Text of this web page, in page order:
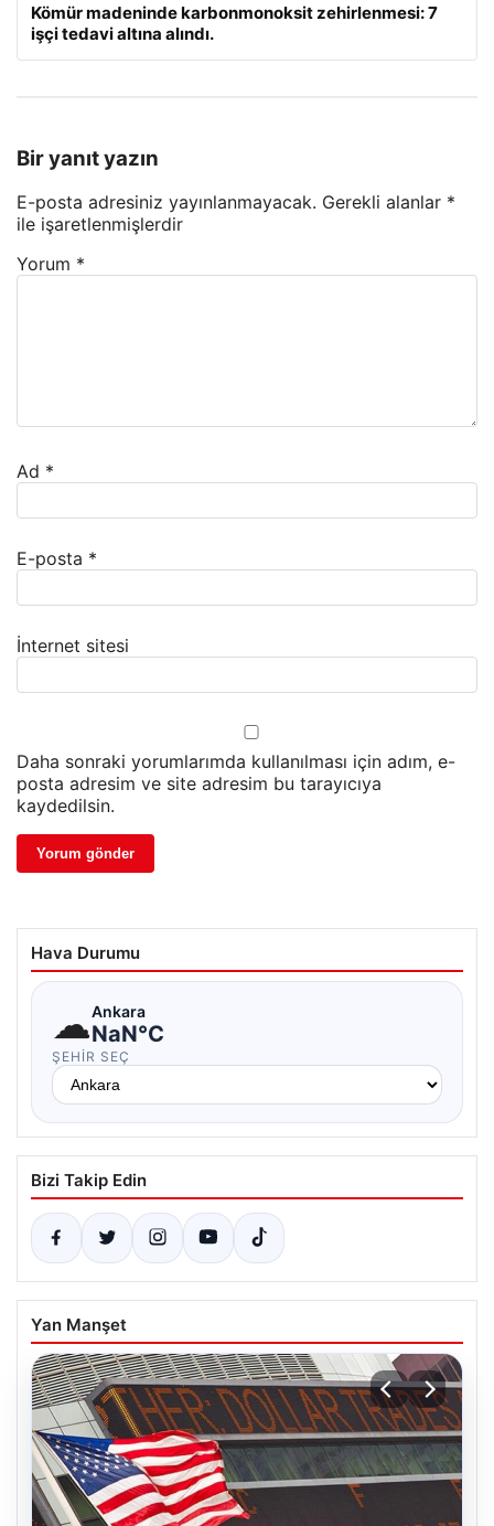
Kömür madeninde karbonmonoksit zehirlenmesi: 7
işçi tedavi altına alındı.
Bir yanıt yazın
E-posta adresiniz yayınlanmayacak. Gerekli alanlar *
ile işaretlenmişlerdir
Yorum *
Ad *
E-posta *
İnternet sitesi
Daha sonraki yorumlarımda kullanılması için adım, e-
posta adresim ve site adresim bu tarayıcıya
kaydedilsin.
Hava Durumu
☁Ankara
NaN°C
ŞEHIR SEÇ
Bizi Takip Edin
Yan Manşet